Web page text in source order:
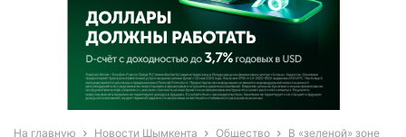
На главную Новости Шымкента Общество
В «зеленой» зоне